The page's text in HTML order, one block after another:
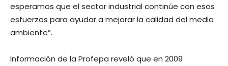
esperamos que el sector industrial continúe con esos
esfuerzos para ayudar a mejorar la calidad del medio
ambiente”.
Información de la Profepa reveló que en 2009